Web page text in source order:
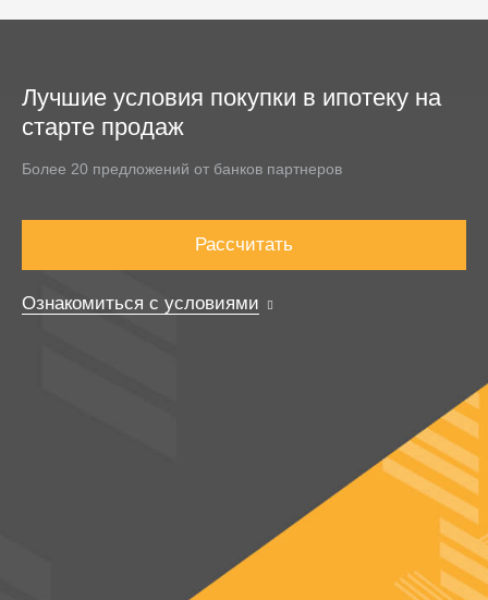
Лучшие условия покупки в ипотеку на
старте продаж
Более 20 предложений от банков партнеров
Рассчитать
Ознакомиться с условиями